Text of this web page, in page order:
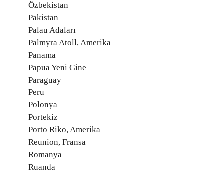
Özbekistan
Pakistan
Palau Adaları
Palmyra Atoll, Amerika
Panama
Papua Yeni Gine
Paraguay
Peru
Polonya
Portekiz
Porto Riko, Amerika
Reunion, Fransa
Romanya
Ruanda